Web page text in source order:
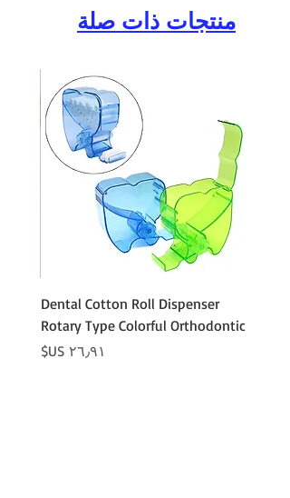
منتجات ذات صلة
Dental Cotton Roll Dispenser
Rotary Type Colorful Orthodontic
السعر